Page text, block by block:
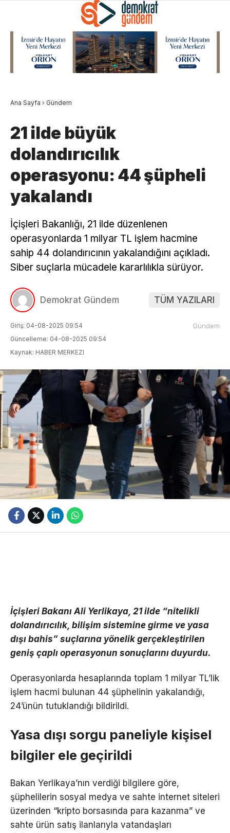
Ana Sayfa › Gündem
21 ilde büyük
dolandırıcılık
operasyonu: 44 şüpheli
yakalandı
İçişleri Bakanlığı, 21 ilde düzenlenen
operasyonlarda 1 milyar TL işlem hacmine
sahip 44 dolandırıcının yakalandığını açıkladı.
Siber suçlarla mücadele kararlılıkla sürüyor.
Demokrat Gündem TÜM YAZILARI
Giriş: 04-08-2025 09:54
Güncelleme: 04-08-2025 09:54
Kaynak: HABER MERKEZI
Gündem
İçişleri Bakanı Ali Yerlikaya, 21 ilde “nitelikli
dolandırıcılık, bilişim sistemine girme ve yasa
dışı bahis” suçlarına yönelik gerçekleştirilen
geniş çaplı operasyonun sonuçlarını duyurdu.
Operasyonlarda hesaplarında toplam 1 milyar TL’lik
işlem hacmi bulunan 44 şüphelinin yakalandığı,
24’ünün tutuklandığı bildirildi.
Yasa dışı sorgu paneliyle kişisel
bilgiler ele geçirildi
Bakan Yerlikaya’nın verdiği bilgilere göre,
şüphelilerin sosyal medya ve sahte internet siteleri
üzerinden “kripto borsasında para kazanma” ve
sahte ürün satış ilanlarıyla vatandaşları